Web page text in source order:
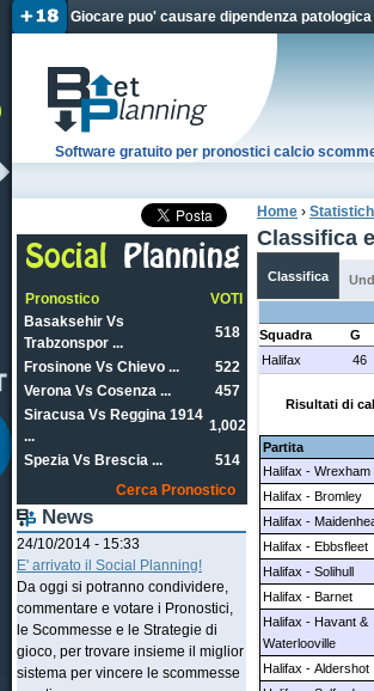
Giocare puo' causare dipendenza
Software gratuito per pronostici calcio
Tu sei qui
Home ›
Classifica
Classifica
Squadra
G
Halifax
46
Risultati di
Partita
Halifax - Wrexham
Halifax - Bromley
Halifax -
Halifax - Ebbsfleet
Halifax - Solihull
Halifax - Barnet
Halifax - Havant &
Waterlooville
Halifax - Aldershot
Pronostico
VOTI
Basaksehir Vs
Trabzonspor ...
518
Frosinone Vs Chievo ...
522
Verona Vs Cosenza ...
457
Siracusa Vs Reggina 1914
...
1,002
Spezia Vs Brescia ...
514
Cerca Pronostico
News
24/10/2014 - 15:33
E' arrivato il Social Planning!
Da oggi si potranno condividere,
commentare e votare i Pronostici,
le Scommesse e le Strategie di
gioco, per trovare insieme il miglior
sistema per vincere le scommesse